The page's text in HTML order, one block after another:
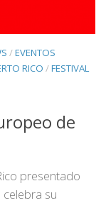
/EVENTOS
RICO /FESTIVAL
de
presentado
celebra su